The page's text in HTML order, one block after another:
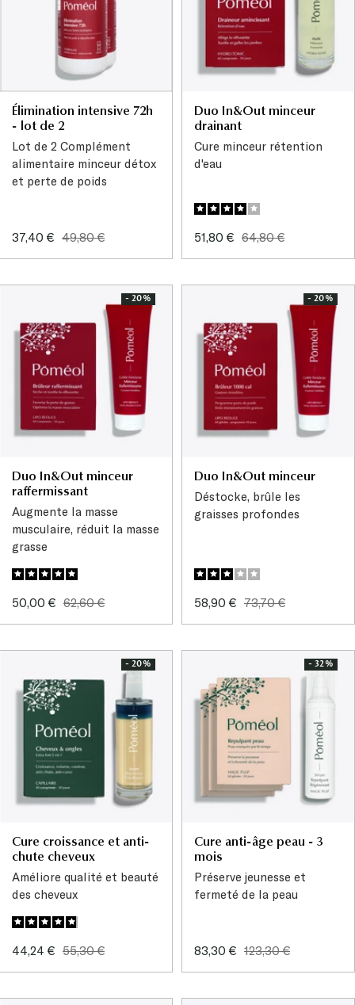
Élimination intensive 72h
- lot de 2
Lot de 2 Complément
alimentaire minceur détox
et perte de poids
Prix
37,40 € Prix
49,80 €
Duo In&Out minceur
drainant
Cure minceur rétention
d'eau
Prix
51,80 € Prix
64,80 €
- 20%
Duo In&Out minceur
raffermissant
Augmente la masse
musculaire, réduit la masse
grasse
Prix
50,00 € Prix
62,60 €
- 20%
Duo In&Out minceur
Déstocke, brûle les
graisses profondes
Prix
58,90 € Prix
73,70 €
- 20%
Cure croissance et anti-
chute cheveux
Améliore qualité et beauté
des cheveux
Prix
44,24 € Prix
55,30 €
- 32%
Cure anti-âge peau - 3
mois
Préserve jeunesse et
fermeté de la peau
Prix
83,30 € Prix
123,30 €